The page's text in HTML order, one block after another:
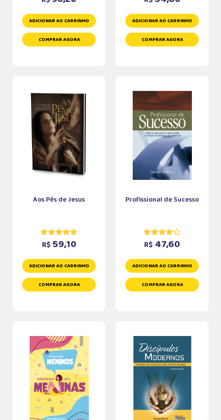
ADICIONAR AO CARRINHO
COMPRAR AGORA
ADICIONAR AO CARRINHO
COMPRAR AGORA
Aos Pés de Jesus
R$ 59,10
ADICIONAR AO CARRINHO
COMPRAR AGORA
Profissional de Sucesso
R$ 47,60
ADICIONAR AO CARRINHO
COMPRAR AGORA